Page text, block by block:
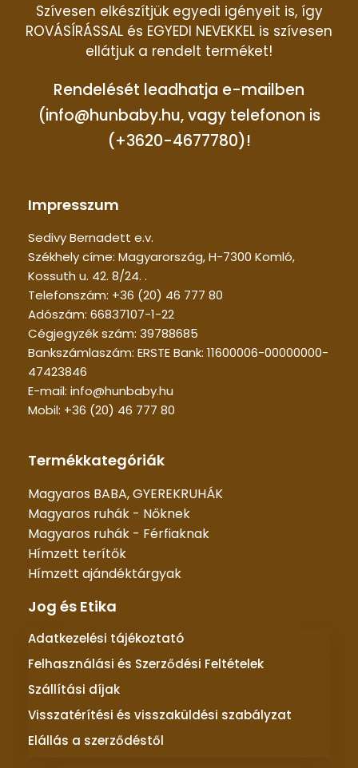
Szívesen elkészítjük egyedi igényeit is, így
ROVÁSÍRÁSSAL és EGYEDI NEVEKKEL is szívesen
ellátjuk a rendelt terméket!
Rendelését leadhatja e-mailben
(info@hunbaby.hu, vagy telefonon is
(+3620-4677780)!
Impresszum
Sedivy Bernadett e.v.
Székhely címe: Magyarország, H-7300 Komló,
Kossuth u. 42. 8/24. .
Telefonszám: +36 (20) 46 777 80
Adószám: 66837107-1-22
Cégjegyzék szám: 39788685
Bankszámlaszám: ERSTE Bank: 11600006-00000000-
47423846
E-mail: info@hunbaby.hu
Mobil: +36 (20) 46 777 80
Termékkategóriák
Magyaros BABA, GYEREKRUHÁK
Magyaros ruhák - Nőknek
Magyaros ruhák - Férfiaknak
Hímzett terítők
Hímzett ajándéktárgyak
Jog és Etika
Adatkezelési tájékoztató
Felhasználási és Szerződési Feltételek
Szállítási díjak
Visszatérítési és visszaküldési szabályzat
Elállás a szerződéstől